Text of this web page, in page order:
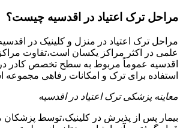
مراحل ترک اعتیاد در اقدسیه چیست؟
مراحل ترک اعتیاد در منزل و کلینیک در
علمی در اکثر مراکز یکسان است،تفاوت مراکز
اقدسیه عموماً مربوط به سطح تخصص کادر
استفاده برای ترک و امکانات رفاهی
معاینه پزشکی ترک اعتیاد در اقدسیه
بیمار پس از پذیرش در کلینیک،توسط پزشکان